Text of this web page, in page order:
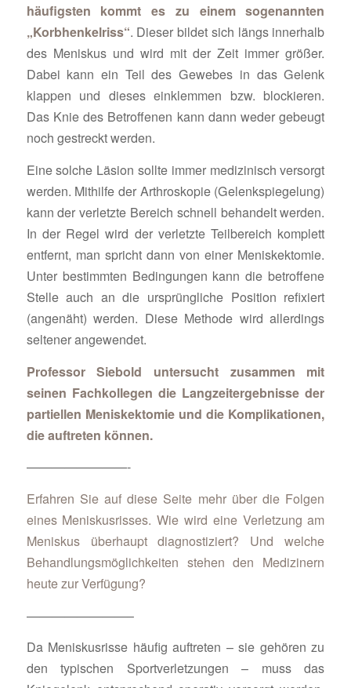
häufigsten kommt es zu einem sogenannten
„Korbhenkelriss“. Dieser bildet sich längs innerhalb
des Meniskus und wird mit der Zeit immer größer.
Dabei kann ein Teil des Gewebes in das Gelenk
klappen und dieses einklemmen bzw. blockieren.
Das Knie des Betroffenen kann dann weder gebeugt
noch gestreckt werden.
Eine solche Läsion sollte immer medizinisch versorgt
werden. Mithilfe der Arthroskopie (Gelenkspiegelung)
kann der verletzte Bereich schnell behandelt werden.
In der Regel wird der verletzte Teilbereich komplett
entfernt, man spricht dann von einer Meniskektomie.
Unter bestimmten Bedingungen kann die betroffene
Stelle auch an die ursprüngliche Position refixiert
(angenäht) werden. Diese Methode wird allerdings
seltener angewendet.
Professor Siebold untersucht zusammen mit
seinen Fachkollegen die Langzeitergebnisse der
partiellen Meniskektomie und die Komplikationen,
die auftreten können.
————————-
Erfahren Sie auf diese Seite mehr über die Folgen
eines Meniskusrisses. Wie wird eine Verletzung am
Meniskus überhaupt diagnostiziert? Und welche
Behandlungsmöglichkeiten stehen den Medizinern
heute zur Verfügung?
————————–
Da Meniskusrisse häufig auftreten – sie gehören zu
den typischen Sportverletzungen – muss das